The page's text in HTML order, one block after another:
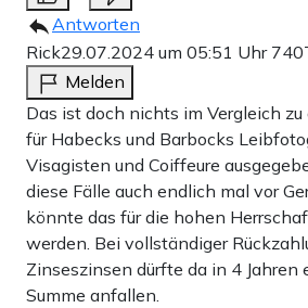
Antworten
Rick29.07.2024 um 05:51 Uhr
Melden
Das ist doch nichts im Vergleich zu
für Habecks und Barbocks
Visagisten und Coiffeure
diese Fälle auch endlich mal vor
könnte das für die hohen
werden. Bei vollständiger
Zinseszinsen dürfte da in 4 Jahren
Summe anfallen.